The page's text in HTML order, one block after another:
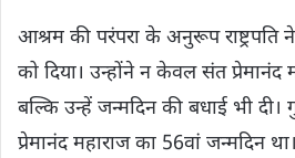
आश्रम की परंपरा के अनुरूप राष्ट्रपति
को दिया। उन्होंने न केवल संत प्रेमानंद
बल्कि उन्हें जन्मदिन की बधाई भी दी।
प्रेमानंद महाराज का 56वां जन्मदिन